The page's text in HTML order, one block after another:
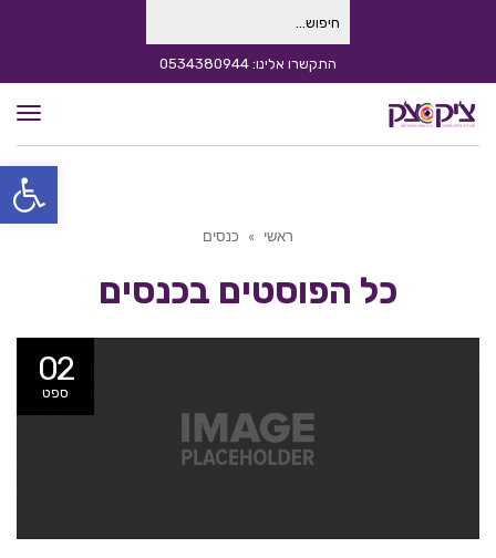
פתח
עבור: התקשרו אלינו: 0534380944
ראשי » כנסים
כל הפוסטים בכנסים
02
ספט